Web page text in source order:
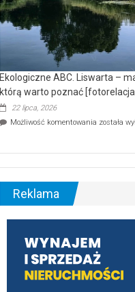
Ekologiczne ABC. Liswarta –
którą warto poznać [fotorelacja]
22 lipca, 2026
Możliwość komentowania
–
została
Reklama